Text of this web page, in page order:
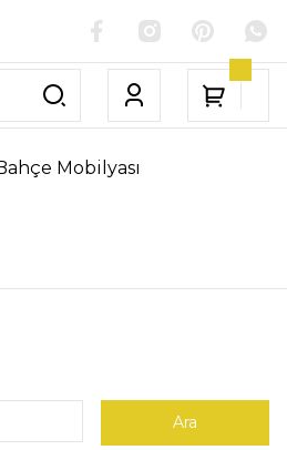
Mobilyası